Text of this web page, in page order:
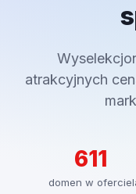
atrakcyjnych
611
domen w ofercie